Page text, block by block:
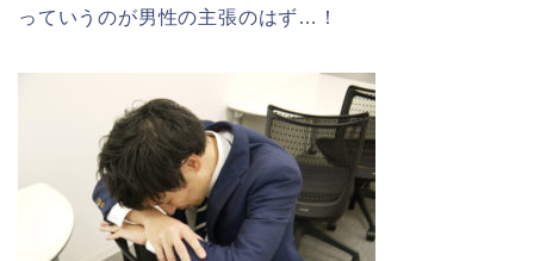
っていうのが男性の主張のはず…！